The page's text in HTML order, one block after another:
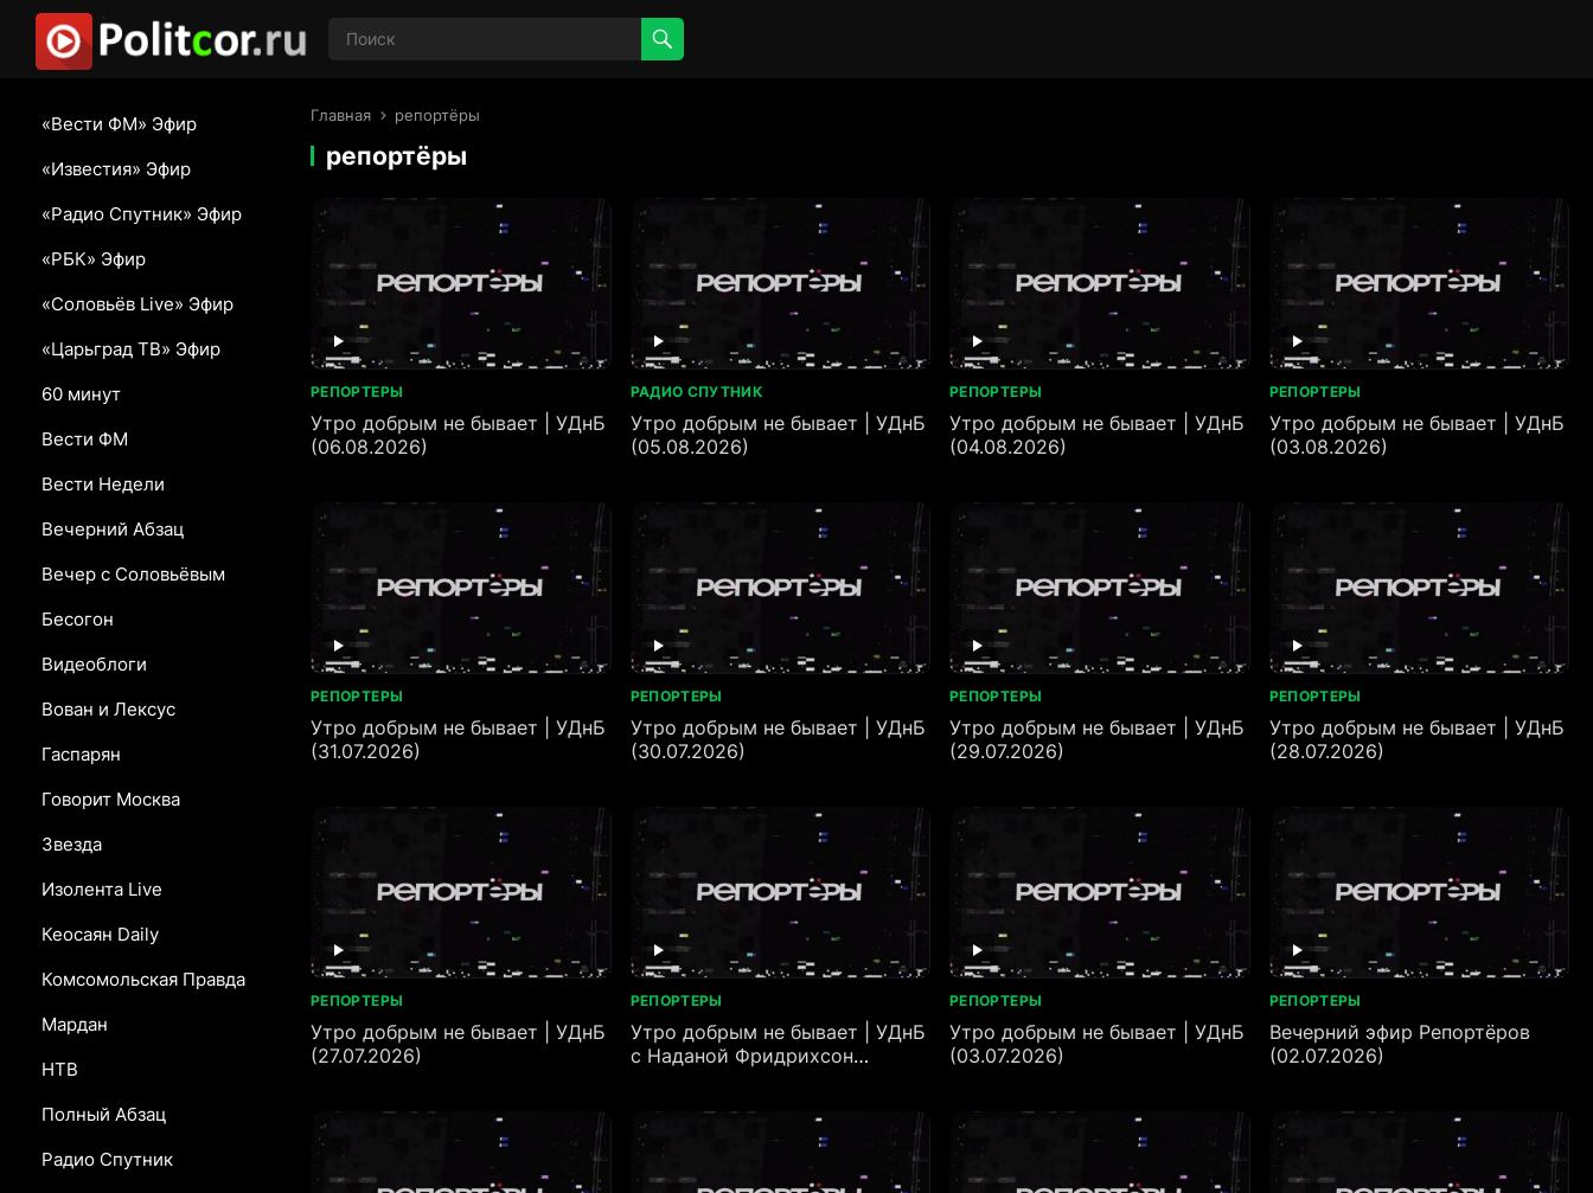
«Вести ФМ» Эфир
«Известия» Эфир
«Радио Спутник» Эфир
«РБК» Эфир
«Соловьёв Live» Эфир
«Царьград ТВ» Эфир
60 минут
Вести ФМ
Вести Недели
Вечерний Абзац
Вечер с Соловьёвым
Бесогон
Видеоблоги
Вован и Лексус
Гаспарян
Говорит Москва
Звезда
Изолента Live
Кеосаян Daily
Комсомольская Правда
Мардан
НТВ
Полный Абзац
Радио Спутник
Главная репортёры
репортёры
РЕПОРТЕРЫ
Утро добрым не бывает | УДнБ
(06.08.2026)
РАДИО СПУТНИК
Утро добрым не бывает | УДнБ
(05.08.2026)
РЕПОРТЕРЫ
Утро добрым не бывает | УДнБ
(04.08.2026)
РЕПОРТЕРЫ
Утро добрым не бывает | УДнБ
(03.08.2026)
РЕПОРТЕРЫ
Утро добрым не бывает | УДнБ
(31.07.2026)
РЕПОРТЕРЫ
Утро добрым не бывает | УДнБ
(30.07.2026)
РЕПОРТЕРЫ
Утро добрым не бывает | УДнБ
(29.07.2026)
РЕПОРТЕРЫ
Утро добрым не бывает | УДнБ
(28.07.2026)
РЕПОРТЕРЫ
Утро добрым не бывает | УДнБ
(27.07.2026)
РЕПОРТЕРЫ
Утро добрым не бывает | УДнБ
с Наданой Фридрихсон
РЕПОРТЕРЫ
Утро добрым не бывает | УДнБ
(03.07.2026)
РЕПОРТЕРЫ
Вечерний эфир Репортёров
(02.07.2026)